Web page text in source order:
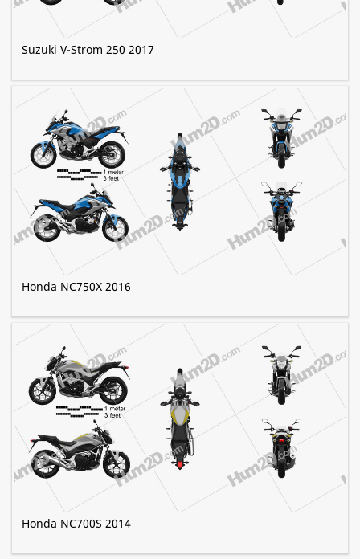
Suzuki V-Strom 250 2017
Honda NC750X 2016
Honda NC700S 2014